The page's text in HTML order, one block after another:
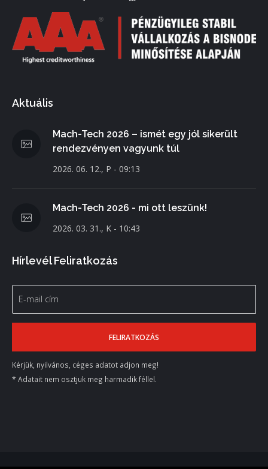
Aktuális
Mach-Tech 2026 – ismét egy jól sikerült
rendezvényen vagyunk túl
2026. 06. 12., P - 09:13
Mach-Tech 2026 - mi ott leszünk!
2026. 03. 31., K - 10:43
Hírlevél Feliratkozás
Kérjük, nyilvános, céges adatot adjon meg!
* Adatait nem osztjuk meg harmadik féllel.